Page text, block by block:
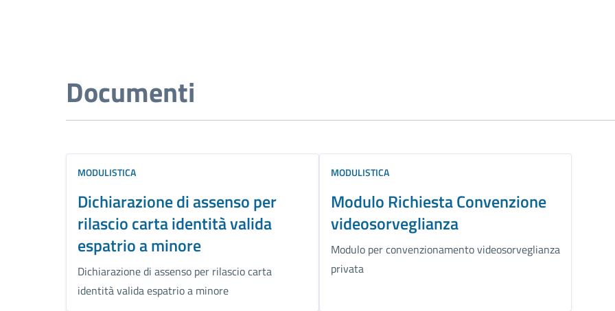
Documenti
MODULISTICA
Dichiarazione di assenso per
rilascio carta identità valida
espatrio a minore
Dichiarazione di assenso per rilascio carta
identità valida espatrio a minore
MODULISTICA
Modulo Richiesta Convenzione
videosorveglianza
Modulo per convenzionamento videosorveglianza
privata